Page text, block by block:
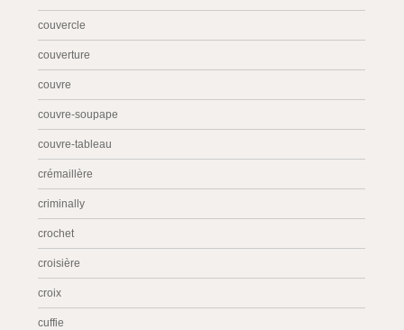
couvercle
couverture
couvre
couvre-soupape
couvre-tableau
crémaillère
criminally
crochet
croisière
croix
cuffie